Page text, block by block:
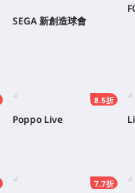
SEGA 新創造球會
8.5折
Poppo Live
7.7折